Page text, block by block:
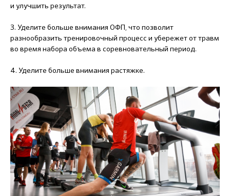
и улучшить результат.
3. Уделите больше внимания ОФП, что позволит
разнообразить тренировочный процесс и убережет от травм
во время набора объема в соревновательный период.
4. Уделите больше внимания растяжке.